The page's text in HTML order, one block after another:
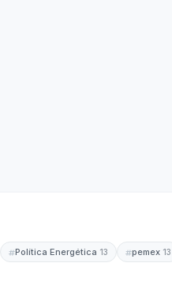
Política Energética 13 pemex 13